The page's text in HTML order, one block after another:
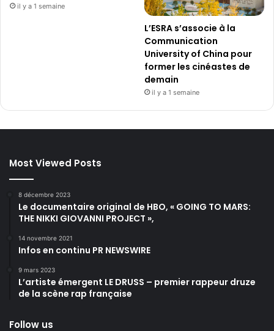
il y a 1 semaine
L’ESRA s’associe à la
Communication
University of China pour
former les cinéastes de
demain
il y a 1 semaine
Most Viewed Posts
8 décembre 2023
Le documentaire original de HBO, « GOING TO MARS:
THE NIKKI GIOVANNI PROJECT »,
14 novembre 2021
Infos en continu PR NEWSWIRE
9 mars 2023
L’artiste émergent LE DRUSS – premier rappeur druze
de la scène rap française
Follow us